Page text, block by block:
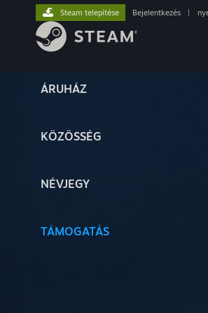
ÁRUHÁZ
KÖZÖSSÉG
NÉVJEGY
TÁMOGATÁS
Steam telepítése Bejelentkezés